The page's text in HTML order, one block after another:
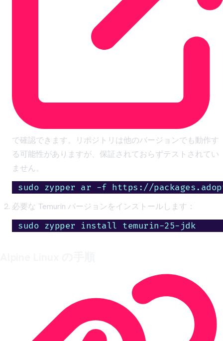
で確認できます。リポジトリは他のバージョンでも動作す
る可能性がありますが、保証されておらずテストされてい
ません。
sudo zypper ar -f https://
必要な Temurin バージョンをインストールします：
sudo zypper install temurin-25-jdk